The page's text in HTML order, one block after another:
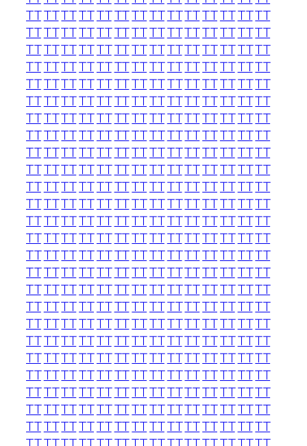
TTTTTTTTTTTTTTTTTTTTTTTTTTTT
TTTTTTTTTTTTTTTTTTTTTTTTTTTT
TTTTTTTTTTTTTTTTTTTTTTTTTTTT
TTTTTTTTTTTTTTTTTTTTTTTTTTTT
TTTTTTTTTTTTTTTTTTTTTTTTTTTT
TTTTTTTTTTTTTTTTTTTTTTTTTTTT
TTTTTTTTTTTTTTTTTTTTTTTTTTTT
TTTTTTTTTTTTTTTTTTTTTTTTTTTT
TTTTTTTTTTTTTTTTTTTTTTTTTTTT
TTTTTTTTTTTTTTTTTTTTTTTTTTTT
TTTTTTTTTTTTTTTTTTTTTTTTTTTT
TTTTTTTTTTTTTTTTTTTTTTTTTTTT
TTTTTTTTTTTTTTTTTTTTTTTTTTTT
TTTTTTTTTTTTTTTTTTTTTTTTTTTT
TTTTTTTTTTTTTTTTTTTTTTTTTTTT
TTTTTTTTTTTTTTTTTTTTTTTTTTTT
TTTTTTTTTTTTTTTTTTTTTTTTTTTT
TTTTTTTTTTTTTTTTTTTTTTTTTTTT
TTTTTTTTTTTTTTTTTTTTTTTTTTTT
TTTTTTTTTTTTTTTTTTTTTTTTTTTT
TTTTTTTTTTTTTTTTTTTTTTTTTTTT
TTTTTTTTTTTTTTTTTTTTTTTTTTTT
TTTTTTTTTTTTTTTTTTTTTTTTTTTT
TTTTTTTTTTTTTTTTTTTTTTTTTTTT
TTTTTTTTTTTTTTTTTTTTTTTTTTTT